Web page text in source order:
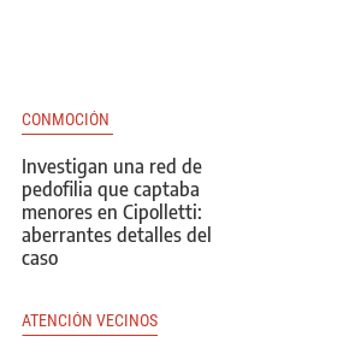
CONMOCIÓN
Investigan una red de
pedofilia que captaba
menores en Cipolletti:
aberrantes detalles del
caso
ATENCIÓN VECINOS